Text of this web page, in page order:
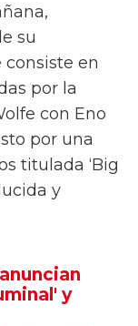
su
consiste en
por la
con Eno
por una
titulada ‘Big
y
y